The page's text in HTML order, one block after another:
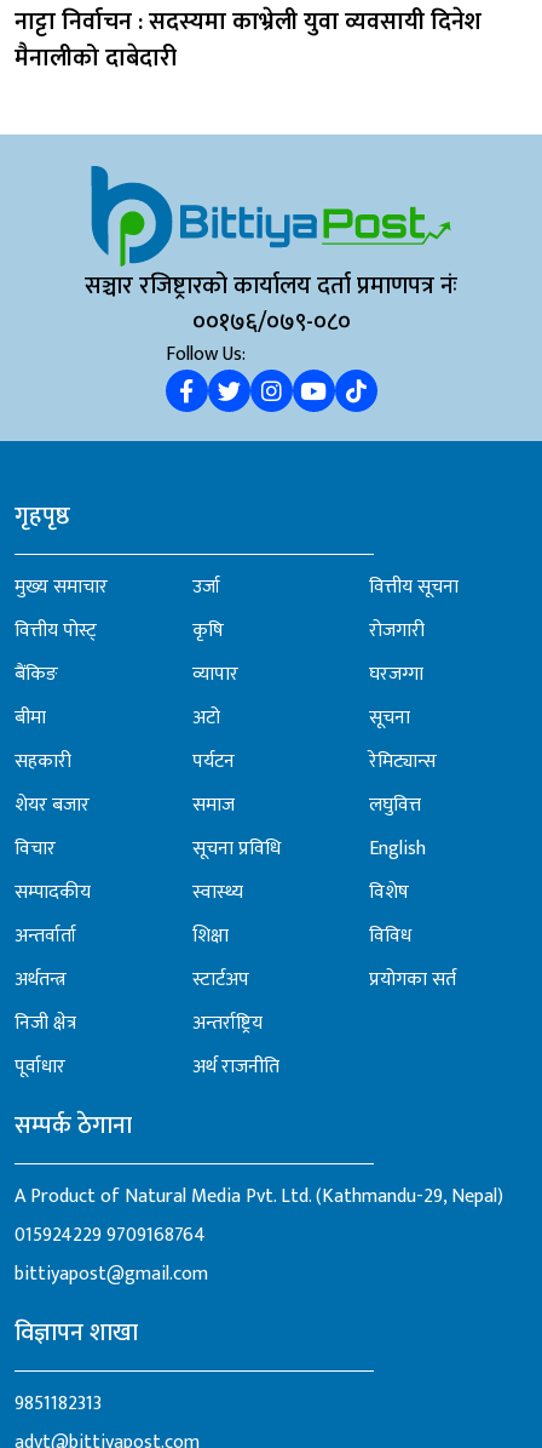
नाट्टा निर्वाचन : सदस्यमा काभ्रेली युवा व्यवसायी दिनेश
मैनालीको दाबेदारी
सञ्चार रजिष्ट्रारको कार्यालय दर्ता प्रमाणपत्र नंः
००१७६/०७९-०८०
Follow Us:
गृहपृष्ठ
मुख्य समाचार
वित्तीय पोस्ट्
बैंकिङ
बीमा
सहकारी
शेयर बजार
विचार
सम्पादकीय
अन्तर्वार्ता
अर्थतन्त्र
निजी क्षेत्र
पूर्वाधार
उर्जा
कृषि
व्यापार
अटो
पर्यटन
समाज
सूचना प्रविधि
स्वास्थ्य
शिक्षा
स्टार्टअप
अन्तर्राष्ट्रिय
अर्थ राजनीति
वित्तीय सूचना
रोजगारी
घरजग्गा
सूचना
रेमिट्यान्स
लघुवित्त
English
विशेष
विविध
प्रयोगका सर्त
सम्पर्क ठेगाना
A Product of Natural Media Pvt. Ltd. (Kathmandu-29, Nepal)
0159242299709168764
bittiyapost@gmail.com
विज्ञापन शाखा
9851182313